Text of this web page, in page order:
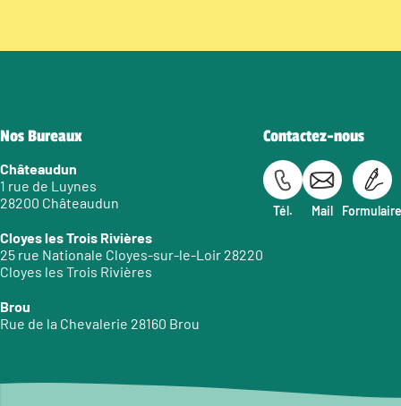
Nos Bureaux
Châteaudun
1 rue de Luynes
28200 Châteaudun
Cloyes les Trois Rivières
25 rue Nationale Cloyes-sur-le-Loir 28220
Cloyes les Trois Rivières
Brou
Rue de la Chevalerie 28160 Brou
Contactez-nous
Tél. Mail Formulaire